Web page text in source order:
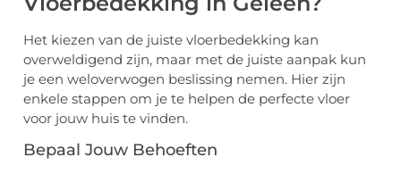
Het kiezen van de juiste vloerbedekking kan
overweldigend zijn, maar met de juiste aanpak kun
je een weloverwogen beslissing nemen. Hier zijn
enkele stappen om je te helpen de perfecte vloer
voor jouw huis te vinden.
Bepaal Jouw Behoeften